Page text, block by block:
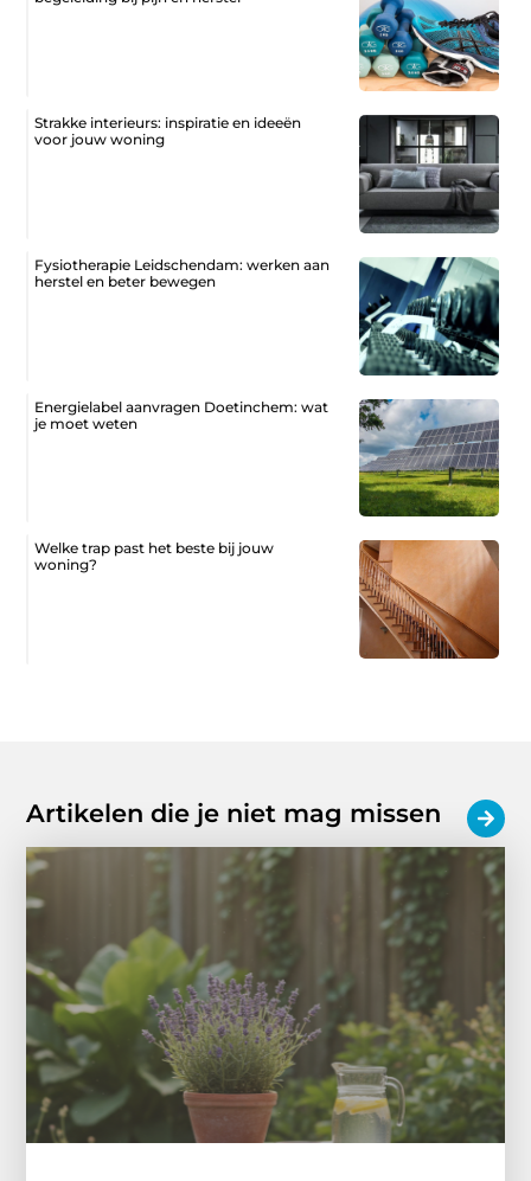
Strakke interieurs: inspiratie en ideeën
voor jouw woning
Fysiotherapie Leidschendam: werken aan
herstel en beter bewegen
Energielabel aanvragen Doetinchem: wat
je moet weten
Welke trap past het beste bij jouw
woning?
Artikelen die je niet mag missen